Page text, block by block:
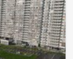
Базаиха с
речного
Сеть
по всему